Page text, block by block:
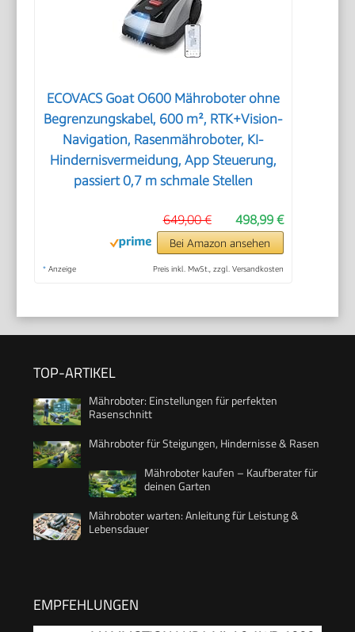
ECOVACS Goat O600 Mähroboter ohne
Begrenzungskabel, 600 m², RTK+Vision-
Navigation, Rasenmähroboter, KI-
Hindernisvermeidung, App Steuerung,
passiert 0,7 m schmale Stellen
498,99 €
649,00 €
Bei Amazon ansehen
* Anzeige Preis inkl. MwSt., zzgl. Versandkosten
TOP-ARTIKEL
Mähroboter: Einstellungen für perfekten
Rasenschnitt
Mähroboter für Steigungen, Hindernisse & Rasen
Mähroboter kaufen – Kaufberater für
deinen Garten
Mähroboter warten: Anleitung für Leistung &
Lebensdauer
EMPFEHLUNGEN